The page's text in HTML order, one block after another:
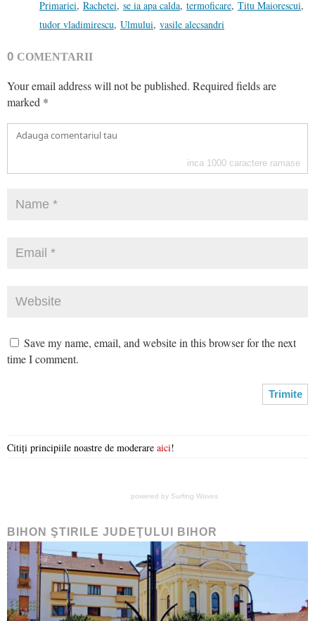
Primariei, Rachetei, se ia apa calda, termoficare, Titu Maiorescui,
tudor vladimirescu, Ulmului, vasile alecsandri
0 COMENTARII
Your email address will not be published. Required fields are
marked *
inca 1000 caractere ramase
Save my name, email, and website in this browser for the next
time I comment.
Citiți principiile noastre de moderare aici!
powered by Surfing Waves
BIHON ŞTIRILE JUDEŢULUI BIHOR